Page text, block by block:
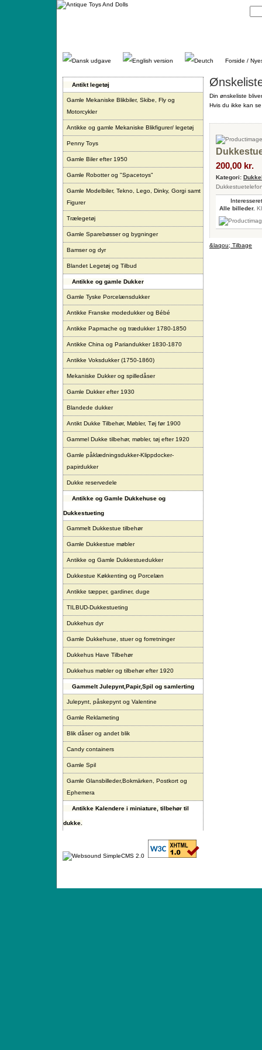
Gå
Forside /
Antikt legetøj
Gamle Mekaniske Blikbiler, Skibe, Fly og
Motorcykler
Antikke og gamle Mekaniske Blikfigurer/ legetøj
Penny Toys
Gamle Biler efter 1950
Gamle Robotter og "Spacetoys"
Gamle Modelbiler, Tekno, Lego, Dinky, Gorgi samt
Figurer
Trælegetøj
Gamle Sparebøsser og bygninger
Bamser og dyr
Blandet Legetøj og Tilbud
Antikke og gamle Dukker
Gamle Tyske Porcelænsdukker
Antikke Franske modedukker og Bébé
Antikke Papmache og trædukker 1780-1850
Antikke China og Pariandukker 1830-1870
Antikke Voksdukker (1750-1860)
Mekaniske Dukker og spilledåser
Gamle Dukker efter 1930
Blandede dukker
Antikt Dukke Tilbehør, Møbler, Tøj før 1900
Gammel Dukke tilbehør, møbler, tøj efter 1920
Gamle påklædningsdukker-Klippdocker-
papirdukker
Dukke reservedele
Antikke og Gamle Dukkehuse og
Dukkestueting
Gammelt Dukkestue tilbehør
Gamle Dukkestue møbler
Antikke og Gamle Dukkestuedukker
Dukkestue Køkkenting og Porcelæn
Antikke tæpper, gardiner, duge
TILBUD-Dukkestueting
Dukkehus dyr
Gamle Dukkehuse, stuer og forretninger
Dukkehus Have Tilbehør
Dukkehus møbler og tilbehør efter 1920
Gammelt Julepynt,Papir,Spil og samlerting
Julepynt, påskepynt og Valentine
Gamle Reklameting
Blik dåser og andet blik
Candy containers
Gamle Spil
Gamle Glansbilleder,Bokmärken, Postkort og
Ephemera
Antikke Kalendere i miniature, tilbehør til
dukke.
Din ønskeliste
Hvis du ikke kan
200,00 kr.
Kategori:
Alle billeder.
&laqou; Tilbage